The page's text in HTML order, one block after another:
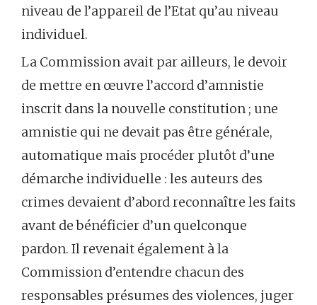
niveau de l’appareil de l’Etat qu’au niveau
individuel.
La Commission avait par ailleurs, le devoir
de mettre en œuvre l’accord d’amnistie
inscrit dans la nouvelle constitution ; une
amnistie qui ne devait pas être générale,
automatique mais procéder plutôt d’une
démarche individuelle : les auteurs des
crimes devaient d’abord reconnaître les faits
avant de bénéficier d’un quelconque
pardon. Il revenait également à la
Commission d’entendre chacun des
responsables présumes des violences, juger